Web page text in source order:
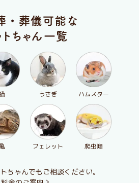
猫 うさぎ ハムスター
フェレット 爬虫類
ちゃんでもご相談ください。